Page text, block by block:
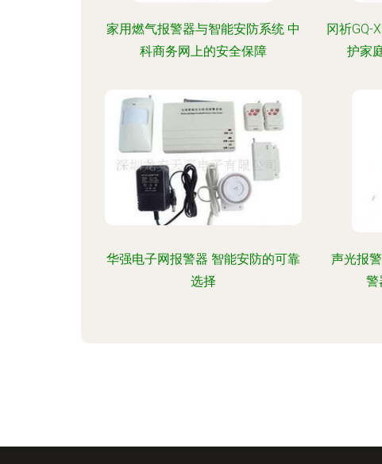
家用燃气报警器与智能安防系统 中
科商务网上的安全保障
冈祈GQ-
护家
华强电子网报警器 智能安防的可靠
选择
声光报
警